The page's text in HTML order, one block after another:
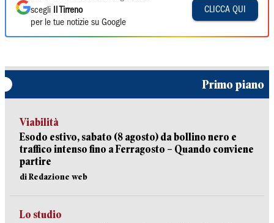
scegli
Il Tirreno
per le tue notizie su Google
CLICCA QUI
Primo piano
Viabilità
Esodo estivo, sabato (8 agosto) da bollino nero e
traffico intenso fino a Ferragosto – Quando conviene
partire
di Redazione web
Lo studio